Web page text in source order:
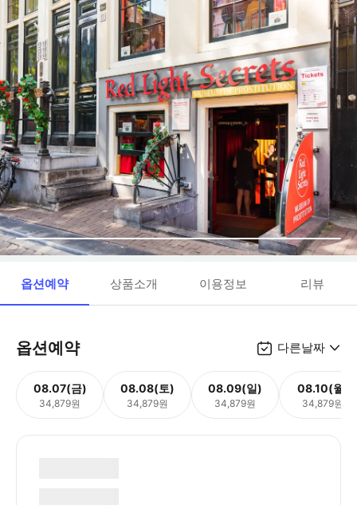
옵션예약 상품소개 이용정보 리뷰
옵션예약 다른날짜
08.07(금)
34,879원
08.08(토)
34,879원
08.09(일)
34,879원
08.10(월)
34,879원